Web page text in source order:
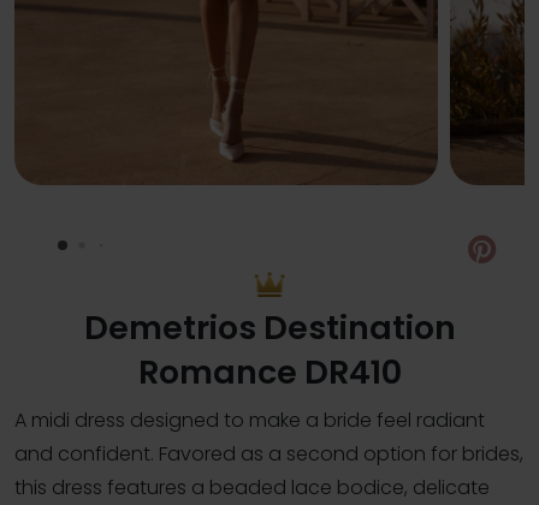
Demetrios Destination
Romance DR410
A midi dress designed to make a bride feel radiant
and confident. Favored as a second option for brides,
this dress features a beaded lace bodice, delicate